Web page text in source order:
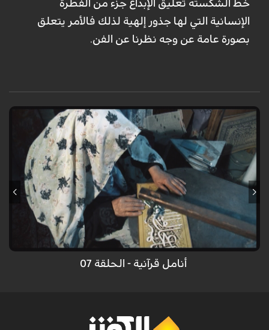
خط الشكسته تعليق الإبداع جزء من الفطرة
الإنسانية التي لها جذور إلهية لذلك فالأمر يتعلق
بصورة عامة عن وجه نظرنا عن الفن.
فن التخريم
فن النقش الشبكي أو التخريم من أقدم الفنون الفلكلورية وكان قديما يتم على
الخشب فقط ولكن الأن يتم على الخشب والجلد والأقمشة وغيرها.
أنامل قرآنية - الحلقة 07